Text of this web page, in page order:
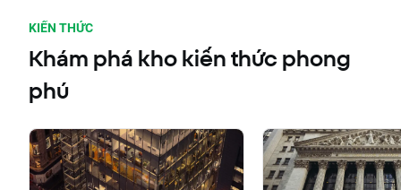
KIẾN THỨC
Khám phá kho kiến thức phong
phú